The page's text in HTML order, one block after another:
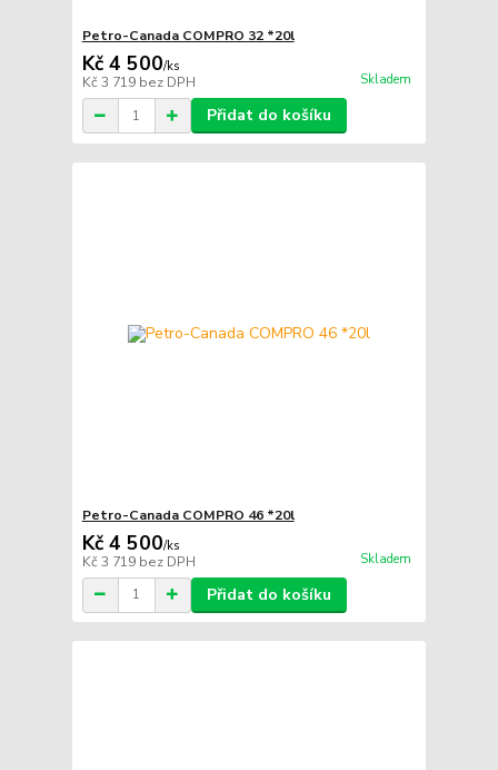
Petro-Canada COMPRO 32 *20l
Kč 4 500/ks
Kč 3 719 bez DPH Skladem
Přidat do košíku
Petro-Canada COMPRO 46 *20l
Kč 4 500/ks
Kč 3 719 bez DPH Skladem
Přidat do košíku